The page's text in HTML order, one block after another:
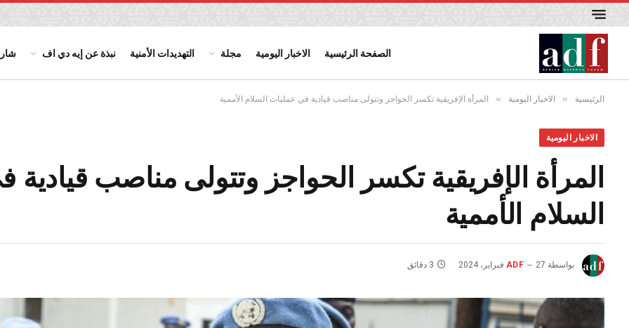
الصفحة الرئيسية الاخبار اليومية مجلة التهديدات الأمنية نبذة عن إيه دي اف
الرئيسية » الاخبار اليومية » المرأة الإفريقية تكسر الحواجز وتتولى مناصب قيادية في عمليات السلام الأممية
الاخبار اليومية
المرأة الإفريقية تكسر الحواجز وتتولى مناصب
السلام الأممية
بواسطة ADF 27 فبراير، 2024 3 دقائق